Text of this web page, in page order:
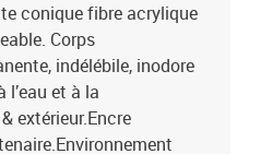
conique fibre acrylique
Corps
indélébile, inodore
l’eau et à la
extérieur.Encre